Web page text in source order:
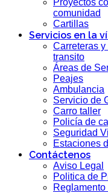
comunidad
Cartillas
Servicios en la
Carreteras
transito
Áreas de
Peajes
Ambulancia
Servicio de
Carro taller
Policía de
Seguridad
Estaciones
Contáctenos
Aviso Legal
Politica de
Reglamento